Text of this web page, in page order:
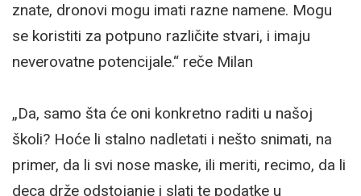
znate, dronovi mogu imati razne namene. Mogu
se koristiti za potpuno različite stvari, i imaju
neverovatne potencijale.“ reče Milan
„Da, samo šta će oni konkretno raditi u našoj
školi? Hoće li stalno nadletati i nešto snimati, na
primer, da li svi nose maske, ili meriti, recimo, da li
deca drže odstojanje i slati te podatke u